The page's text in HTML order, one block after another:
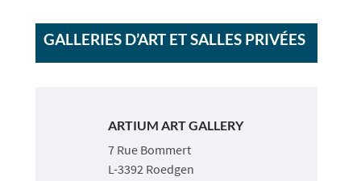
GALLERIES D’ART ET SALLES PRIVÉES
ARTIUM ART GALLERY
7 Rue Bommert
L-3392 Roedgen